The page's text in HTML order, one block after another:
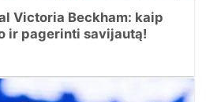
Victoria Beckham: kaip
ir pagerinti savijautą!